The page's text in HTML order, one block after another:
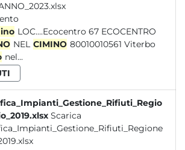
LOC....Ecocentro 67 ECOCENTRO
NEL CIMINO 80010010561 Viterbo
nel...
Scarica